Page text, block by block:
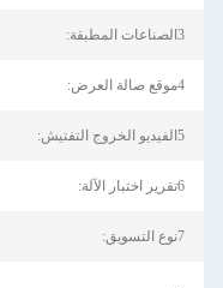
3الصناعات المطبقة:
4موقع صالة العرض:
5الفيديو الخروج التفتيش:
6تقرير اختبار الآلة:
7نوع التسويق: